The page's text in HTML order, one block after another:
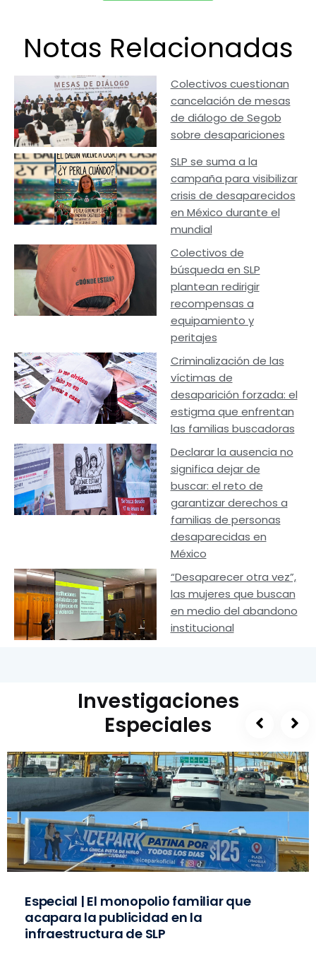
Notas Relacionadas
Colectivos cuestionan
cancelación de mesas
de diálogo de Segob
sobre desapariciones
SLP se suma a la
campaña para visibilizar
crisis de desaparecidos
en México durante el
mundial
Colectivos de
búsqueda en SLP
plantean redirigir
recompensas a
equipamiento y
peritajes
Criminalización de las
víctimas de
desaparición forzada: el
estigma que enfrentan
las familias buscadoras
Declarar la ausencia no
significa dejar de
buscar: el reto de
garantizar derechos a
familias de personas
desaparecidas en
México
“Desaparecer otra vez”,
las mujeres que buscan
en medio del abandono
institucional
Investigaciones
Especiales
Especial | El monopolio familiar que
acapara la publicidad en la
infraestructura de SLP